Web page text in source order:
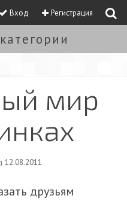
Вход Регистрация
категории
мир
12.08.2011
друзьям